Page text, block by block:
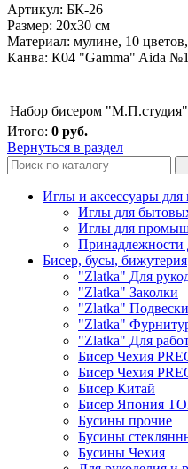
Артикул: БК-26
Размер: 20х30 см
Материал: мулине, 10
Канва: К04 "Gamma" Aida
Набор бисером
Итого: 0 руб.
Вернуться в раздел
Иглы и аксессуары
Иглы для
Иглы для
Бисер, бусы, бижутерия
"Zlatka" Для
"Zlatka" Заколки
"Zlatka" Подвески
"Zlatka"
"Zlatka" Для
Бисер Чехия
Бисер Чехия
Бисер Китай
Бисер Япония
Бусины прочие
Бусины
Бусины Чехия